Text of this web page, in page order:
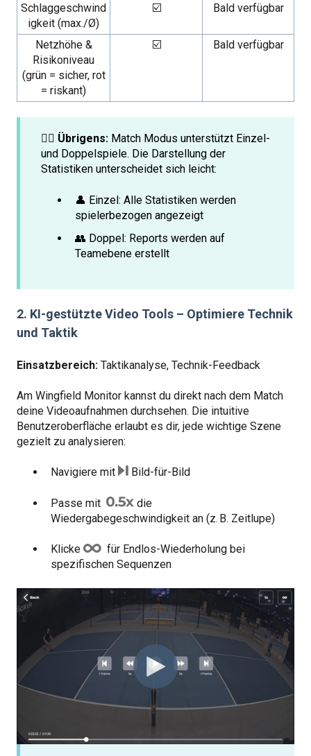
Schlaggeschwind
igkeit (max./Ø)
☑️ Bald verfügbar
Netzhöhe &
Risikoniveau
(grün = sicher, rot
= riskant)
☑️ Bald verfügbar
☝🏻 Übrigens: Match Modus unterstützt Einzel-
und Doppelspiele. Die Darstellung der
Statistiken unterscheidet sich leicht:
👤 Einzel: Alle Statistiken werden
spielerbezogen angezeigt
👥 Doppel: Reports werden auf
Teamebene erstellt
2. KI-gestützte Video Tools – Optimiere Technik
und Taktik
Einsatzbereich: Taktikanalyse, Technik-Feedback
Am Wingfield Monitor kannst du direkt nach dem Match
deine Videoaufnahmen durchsehen. Die intuitive
Benutzeroberfläche erlaubt es dir, jede wichtige Szene
gezielt zu analysieren:
Navigiere mit Bild-für-Bild
Passe mit
die
Wiedergabegeschwindigkeit an (z. B. Zeitlupe)
Klicke
für Endlos-Wiederholung bei
spezifischen Sequenzen